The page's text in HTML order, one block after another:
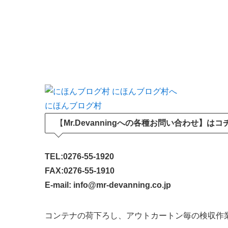
にほんブログ村
【 Mr.Devanningへの各種お問い合わせ】はコ
TEL:0276-55-1920
FAX:0276-55-1910
E-mail: info@mr-devanning.co.jp
コンテナの荷下ろし、アウトカートン毎の検収作